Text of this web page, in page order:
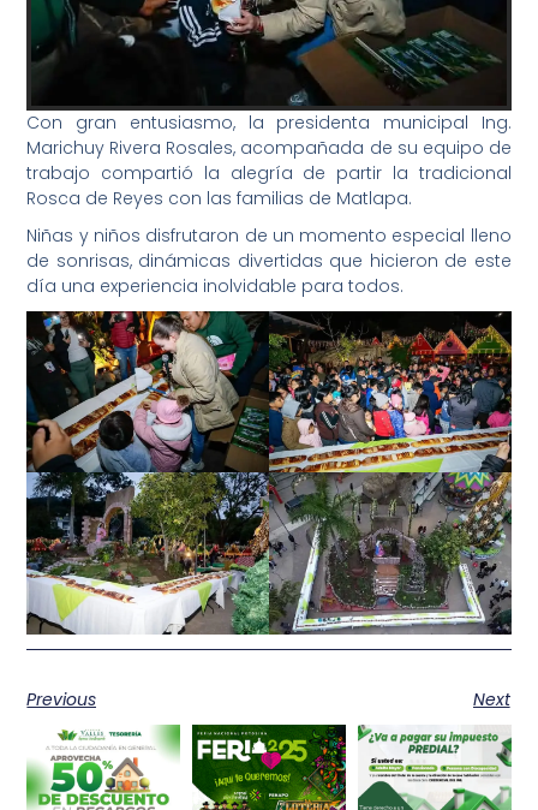
Con gran entusiasmo, la presidenta municipal Ing.
Marichuy Rivera Rosales, acompañada de su equipo de
trabajo compartió la alegría de partir la tradicional
Rosca de Reyes con las familias de Matlapa.
Niñas y niños disfrutaron de un momento especial lleno
de sonrisas, dinámicas divertidas que hicieron de este
día una experiencia inolvidable para todos.
Previous Next